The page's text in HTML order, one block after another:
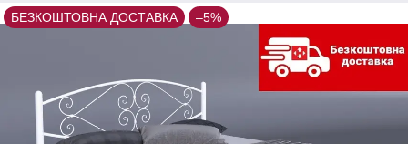
БЕЗКОШТОВНА ДОСТАВКА –5%